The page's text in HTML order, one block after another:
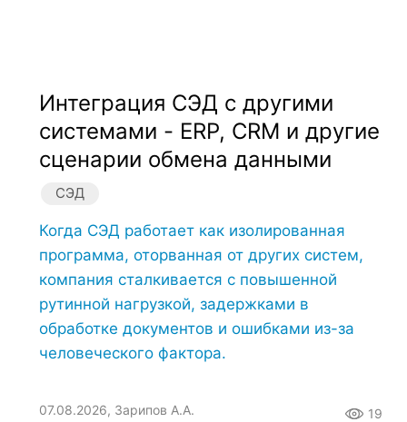
Интеграция СЭД с другими
системами - ERP, CRM и другие
сценарии обмена данными
СЭД
Когда СЭД работает как изолированная
программа, оторванная от других систем,
компания сталкивается с повышенной
рутинной нагрузкой, задержками в
обработке документов и ошибками из-за
человеческого фактора.
07.08.2026, Зарипов А.А. 19